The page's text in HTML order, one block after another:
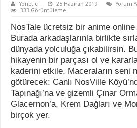
Yönetici 25 Haziran 2019
Yorum
333 Görüntüleme
NosTale ücretsiz bir anime
Burada arkadaşlarınla birlikte
dünyada yolculuğa çıkabilirsin.
hikayenin bir parçası ol ve
kaderini etkile. Maceraların seni
götürecek: Canlı NosVille
Tapınağı’na ve gizemli Çınar
Glacernon’a, Krem Dağları ve
birçok yer.